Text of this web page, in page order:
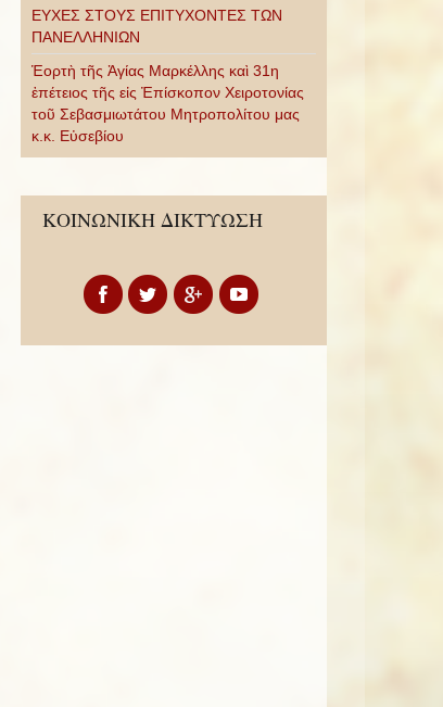
ΕΥΧΕΣ ΣΤΟΥΣ ΕΠΙΤΥΧΟΝΤΕΣ ΤΩΝ
ΠΑΝΕΛΛΗΝΙΩΝ
Ἑορτὴ τῆς Ἁγίας Μαρκέλλης καὶ 31η
ἐπέτειος τῆς εἰς Ἐπίσκοπον Χειροτονίας
τοῦ Σεβασμιωτάτου Μητροπολίτου μας
κ.κ. Εὐσεβίου
ΚΟΙΝΩΝΙΚΗ ΔΙΚΤΥΩΣΗ